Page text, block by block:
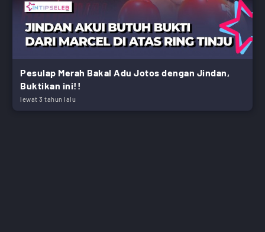
Pesulap Merah Bakal Adu Jotos dengan Jindan,
Buktikan ini!!
lewat 3 tahun lalu